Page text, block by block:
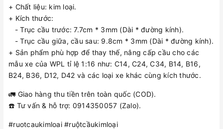
+ Chất liệu: kim loại.
+ Kích thước:
- Trục cầu trước: 7.7cm * 3mm (Dài * đường kính).
- Trục cầu giữa, cầu sau: 9.8cm * 3mm (Dài * đường kính).
+ Sản phẩm phù hợp để thay thế, nâng cấp cầu cho các
mẫu xe của WPL tỉ lệ 1:16 như: C14, C24, C34, B14, B16,
B24, B36, D12, D42 và các loại xe khác cùng kích thước.
🚛 Giao hàng thu tiền trên toàn quốc (COD).
☎️ Tư vấn & hỗ trợ: 0914350057 (Zalo).
#ruotcaukimloai #ruộtcầukimloại